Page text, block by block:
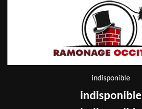
indisponible
indisponible